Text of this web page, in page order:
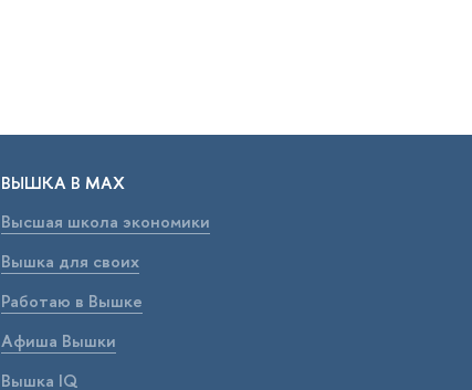
ВЫШКА В МАХ
Высшая школа экономики
Вышка для своих
Работаю в Вышке
Афиша Вышки
Вышка IQ